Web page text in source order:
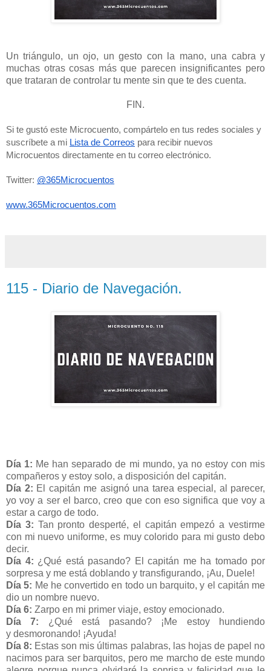
Un triángulo, un ojo, un gesto con la mano, una cabra y
muchas otras cosas más que parecen insignificantes pero
que trataran de controlar tu mente sin que te des cuenta.
FIN.
Si te gustó este Microcuento, compártelo en tus redes sociales y
suscríbete a mi Lista de Correos para recibir nuevos
Microcuentos directamente en tu correo electrónico.
Twitter: @365Microcuentos
www.365Microcuentos.com
115 - Diario de Navegación.
Día 1: Me han separado de mi mundo, ya no estoy con mis
compañeros y estoy solo, a disposición del capitán.
Día 2: El capitán me asignó una tarea especial, al parecer,
yo voy a ser el barco, creo que con eso significa que voy a
estar a cargo de todo.
Día 3: Tan pronto desperté, el capitán empezó a vestirme
con mi nuevo uniforme, es muy colorido para mi gusto debo
decir.
Día 4: ¿Qué está pasando? El capitán me ha tomado por
sorpresa y me está doblando y transfigurando, ¡Au, Duele!
Día 5: Me he convertido en todo un barquito, y el capitán me
dio un nombre nuevo.
Día 6: Zarpo en mi primer viaje, estoy emocionado.
Día 7: ¿Qué está pasando? ¡Me estoy hundiendo
y desmoronando! ¡Ayuda!
Día 8: Estas son mis últimas palabras, las hojas de papel no
nacimos para ser barquitos, pero me marcho de este mundo